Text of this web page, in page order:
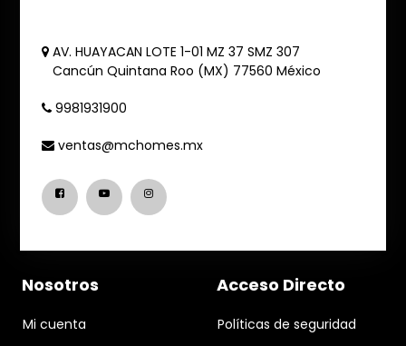
AV. HUAYACAN LOTE 1-01 MZ 37 SMZ 307
Cancún Quintana Roo (MX) 77560 México
9981931900
ventas@mchomes.mx
Nosotros
Mi cuenta
Acceso Directo
Políticas de seguridad